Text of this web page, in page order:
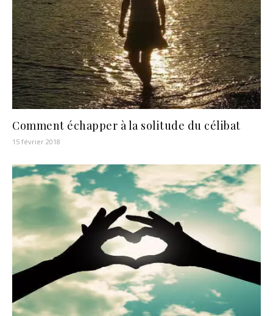
Comment échapper à la solitude du célibat
15 février 2018